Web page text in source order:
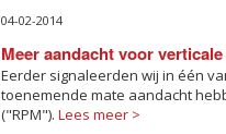
04-02-2014
Meer aandacht voor
Eerder signaleerden wij in één
toenemende mate aandacht
("RPM"). Lees meer >